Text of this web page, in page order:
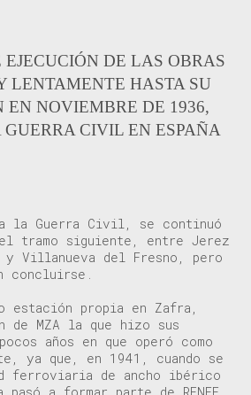
EJECUCIÓN DE LAS OBRAS
LENTAMENTE HASTA SU
EN NOVIEMBRE DE 1936,
CIVIL EN ESPAÑA
la Guerra Civil, se continuó
tramo siguiente, entre Jerez
y Villanueva del Fresno, pero
concluirse.
estación propia en Zafra,
de MZA la que hizo sus
años en que operó como
ya que, en 1941, cuando se
ferroviaria de ancho ibérico